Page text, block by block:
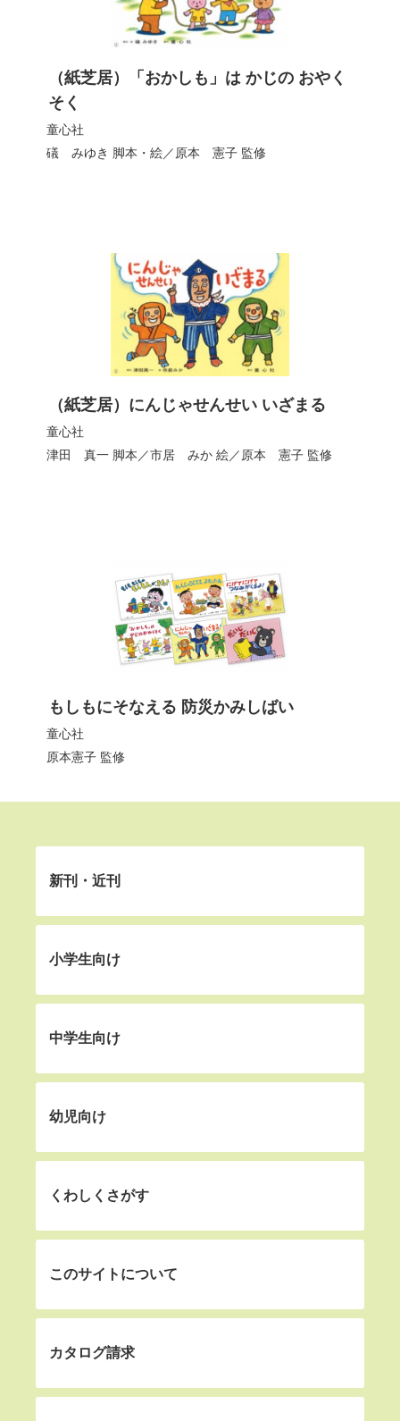
（紙芝居）「おかしも」は かじの おやく
そく
童心社
礒 みゆき 脚本・絵／ 原本 憲子監修
（紙芝居）にんじゃせんせい いざまる
童心社
津田 真一脚本／市居 みか絵／ 原本 憲子監修
もしもにそなえる 防災かみしばい
童心社
原本憲子 監修
新刊・近刊
小学生向け
中学生向け
幼児向け
くわしくさがす
このサイトについて
カタログ請求